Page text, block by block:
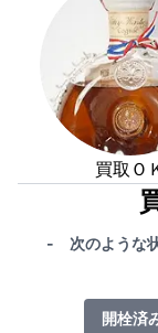
買取Ｏ
- 次のような
開栓済